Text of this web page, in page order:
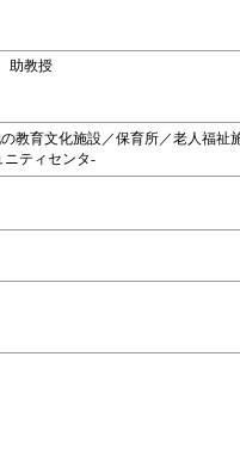
助教授
教育文化施設／保育所／老人福
ニティセンタ-